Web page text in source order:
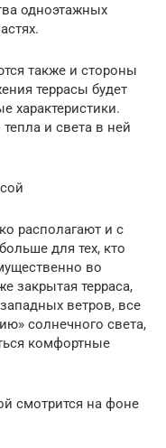
одноэтажных
также и стороны
террасы будет
характеристики.
и света в ней
располагают и с
для тех, кто
во
закрытая терраса,
ветров, все
солнечного света,
комфортные
смотрится на фоне